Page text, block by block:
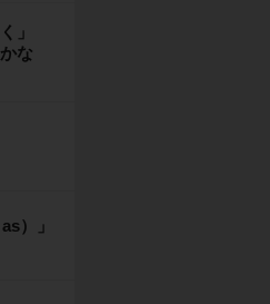
」
な
）」